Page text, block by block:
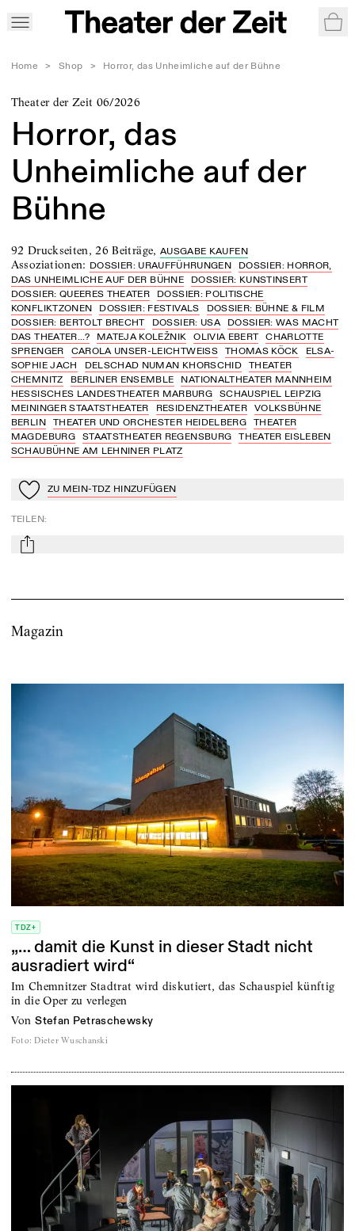
Home > Shop > Horror, das Unheimliche auf der Bühne
Theater der Zeit 06/2026
Horror, das
Unheimliche auf der
Bühne
92 Druckseiten,26 Beiträge, AUSGABE KAUFEN
Assoziationen: DOSSIER: URAUFFÜHRUNGEN
DOSSIER: HORROR,
DAS UNHEIMLICHE AUF DER BÜHNE
DOSSIER: KUNSTINSERT
DOSSIER: QUEERES THEATER
DOSSIER: POLITISCHE
KONFLIKTZONEN
DOSSIER: FESTIVALS
DOSSIER: BÜHNE & FILM
DOSSIER: BERTOLT BRECHT
DOSSIER: USA
DOSSIER: WAS MACHT
DAS THEATER...?
MATEJA KOLEŽNIK OLIVIA EBERT CHARLOTTE
SPRENGER
CAROLA UNSER-LEICHTWEISS THOMAS KÖCK
ELSA-
SOPHIE JACH
DELSCHAD NUMAN KHORSCHID THEATER
CHEMNITZ
BERLINER ENSEMBLE
NATIONALTHEATER MANNHEIM
HESSISCHES LANDESTHEATER MARBURG
SCHAUSPIEL LEIPZIG
MEININGER STAATSTHEATER
RESIDENZTHEATER VOLKSBÜHNE
BERLIN
THEATER UND ORCHESTER HEIDELBERG THEATER
MAGDEBURG
STAATSTHEATER REGENSBURG
THEATER EISLEBEN
SCHAUBÜHNE AM LEHNINER PLATZ
Zu Mein-TdZ hinzufügen
ZU MEIN-TDZ HINZUFÜGEN
TEILEN:
mail
Magazin
TDZ+
„… damit die Kunst in dieser Stadt nicht
ausradiert wird“
Im Chemnitzer Stadtrat wird diskutiert, das Schauspiel künftig
in die Oper zu verlegen
von Stefan Petraschewsky
Foto: Dieter Wuschanski